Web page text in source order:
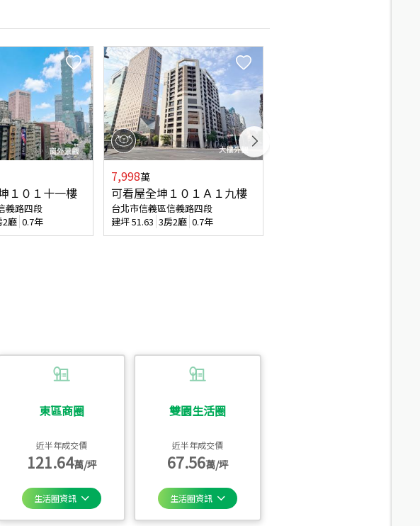
東區商圈
近半年成交價
121.64萬/坪
生活圈資訊
雙園生活圈
近半年成交價
67.56萬/坪
生活圈資訊
１０１十一樓
義路四段
2廳 0.7年
7,998萬
可看屋全坤１０１Ａ１九樓
台北市信義區信義路四段
建坪51.63 3房2廳 0.7年